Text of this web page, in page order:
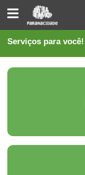
PARANACIDADE
Serviços para você!